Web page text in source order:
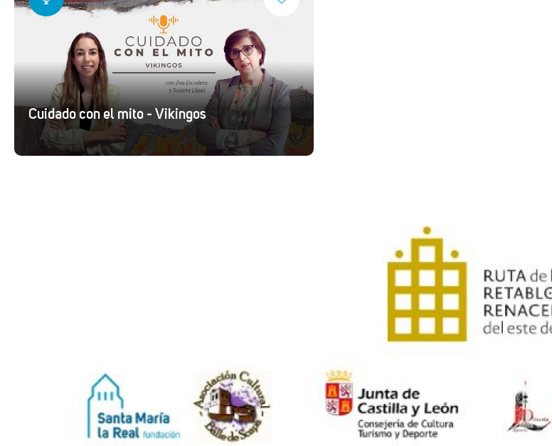
Cuidado con el mito - Vikingos